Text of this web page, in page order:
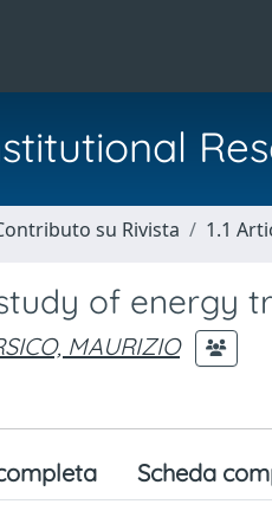
su Rivista 1.1
of energy
MAURIZIO
Scheda